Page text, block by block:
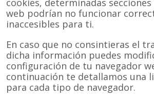
web podrían no funcionar
inaccesibles para ti.
En caso que no consintieras el
dicha información puedes
configuración de tu navegador
continuación te detallamos una
para cada tipo de navegador.